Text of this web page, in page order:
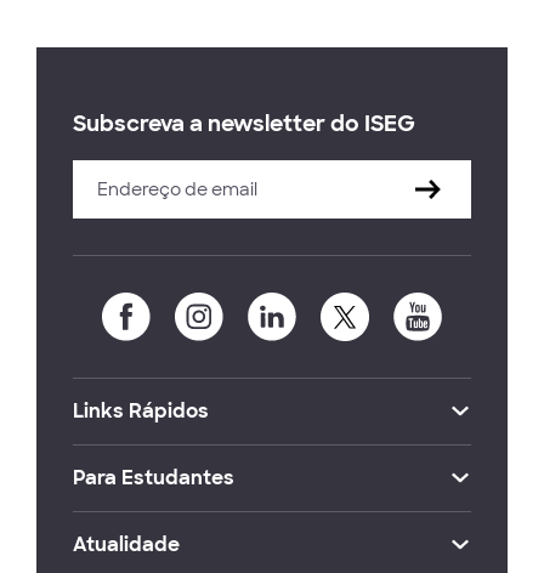
Subscreva a newsletter do ISEG
Links Rápidos
Para Estudantes
Atualidade